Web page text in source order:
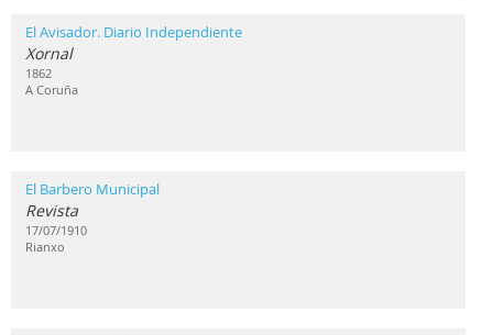
El Avisador. Diario Independiente
Xornal
1862
A Coruña
El Barbero Municipal
Revista
17/07/1910
Rianxo